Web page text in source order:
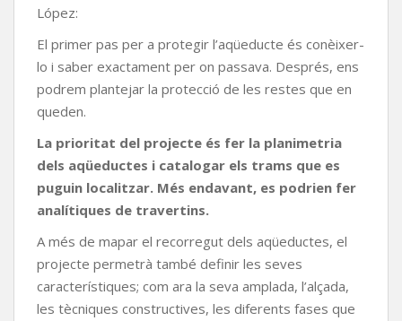
López:
El primer pas per a protegir l’aqüeducte és conèixer-
lo i saber exactament per on passava. Després, ens
podrem plantejar la protecció de les restes que en
queden.
La prioritat del projecte és fer la planimetria
dels aqüeductes i catalogar els trams que es
puguin localitzar. Més endavant, es podrien fer
analítiques de travertins.
A més de mapar el recorregut dels aqüeductes, el
projecte permetrà també definir les seves
característiques; com ara la seva amplada, l’alçada,
les tècniques constructives, les diferents fases que